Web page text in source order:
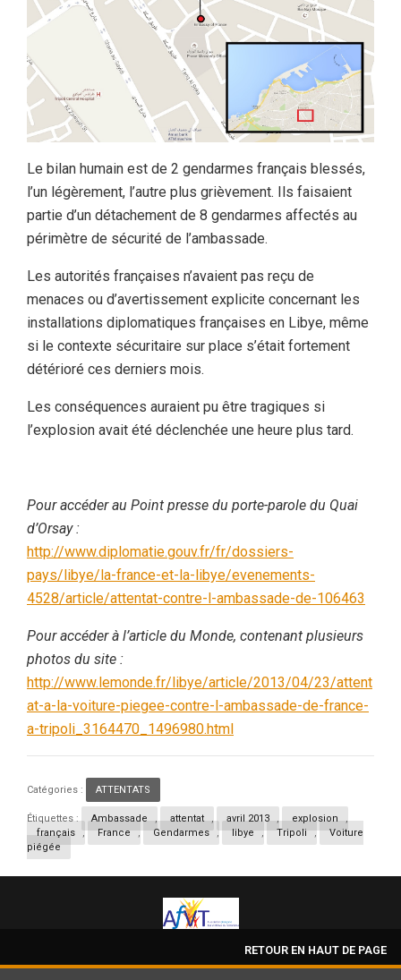
Le bilan humain est de 2 gendarmes français blessés,
l’un légèrement, l’autre plus grièvement. Ils faisaient
partie d’un détachement de 8 gendarmes affectés au
périmètre de sécurité de l’ambassade.
Les autorités françaises n’avaient pas reçu de
menaces ou d’avertissement explicite concernant les
installations diplomatiques françaises en Libye, même
si le contexte sécuritaire sur place s’était fortement
détérioré ces derniers mois.
Les conséquences auraient pu être tragiques si
l’explosion avait été déclenchée une heure plus tard.
Pour accéder au Point presse du porte-parole du Quai
d’Orsay :
http://www.diplomatie.gouv.fr/fr/dossiers-
pays/libye/la-france-et-la-libye/evenements-
4528/article/attentat-contre-l-ambassade-de-106463
Pour accéder à l’article du Monde, contenant plusieurs
photos du site :
http://www.lemonde.fr/libye/article/2013/04/23/attent
at-a-la-voiture-piegee-contre-l-ambassade-de-france-
a-tripoli_3164470_1496980.html
Catégories : ATTENTATS
Étiquettes : Ambassade , attentat , avril 2013 , explosion
,
français
, France , Gendarmes , libye , Tripoli ,
Voiture
piégée
RETOUR EN HAUT DE PAGE